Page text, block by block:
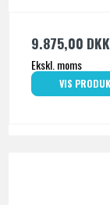
9.875,00 DKK
Ekskl. moms
VIS